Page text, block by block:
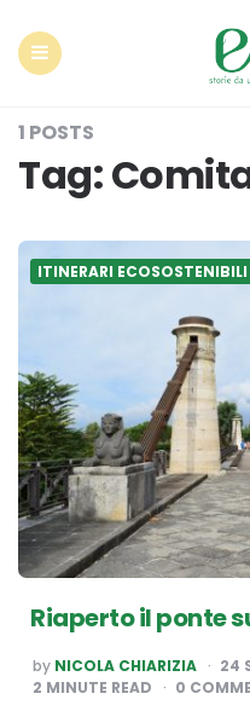
1 POSTS
Tag:
ITINERARI ECOSOSTENIBILI
Riaperto il ponte
POSTED
BY
by NICOLA CHIARIZIA
24
2 MINUTE READ 0